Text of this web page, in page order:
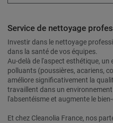
Service de nettoyage
Investir dans le nettoyage
dans la santé de vos équipes.
Au-delà de l'aspect esthétique,
polluants (poussières, acariens,
améliore significativement la
travaillent dans un
l'absentéisme et augmente le
Et chez Cleanolia France, nos